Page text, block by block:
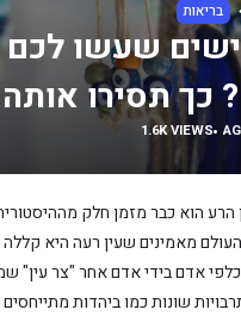
בריאות
שעשו לכם
כך תסירו אותה
1.6K VIEWS
הרע הוא כבר מזמן חלק
מאמינים שעין רעה היא קללה
אדם בידי אדם אחר "צר עין"
שונות כמו ביהדות מתייחסים